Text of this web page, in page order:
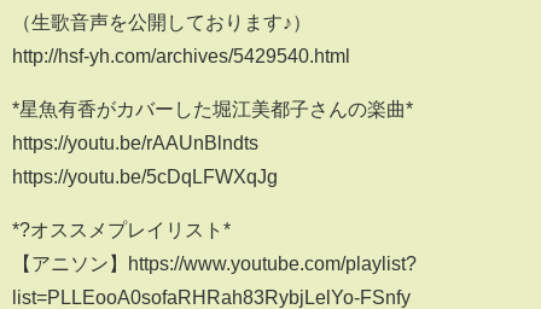
（生歌音声を公開しております♪）
http://hsf-yh.com/archives/5429540.html
*星魚有香がカバーした堀江美都子さんの楽曲*
https://youtu.be/rAAUnBlndts
https://youtu.be/5cDqLFWXqJg
*?オススメプレイリスト*
【アニソン】https://www.youtube.com/playlist?
list=PLLEooA0sofaRHRah83RybjLelYo-FSnfy